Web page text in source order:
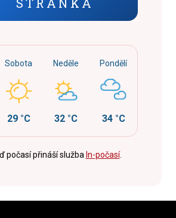
Sobota
29 °C
Neděle
32 °C
Pondělí
34 °C
počasí přináší služba In-počasí.